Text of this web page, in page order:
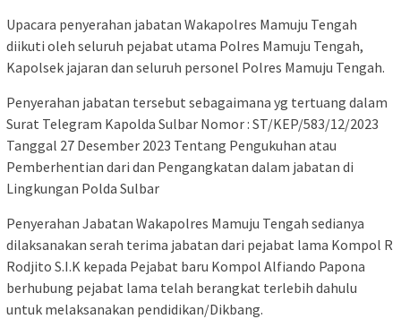
Upacara penyerahan jabatan Wakapolres Mamuju Tengah
diikuti oleh seluruh pejabat utama Polres Mamuju Tengah,
Kapolsek jajaran dan seluruh personel Polres Mamuju Tengah.
Penyerahan jabatan tersebut sebagaimana yg tertuang dalam
Surat Telegram Kapolda Sulbar Nomor : ST/KEP/583/12/2023
Tanggal 27 Desember 2023 Tentang Pengukuhan atau
Pemberhentian dari dan Pengangkatan dalam jabatan di
Lingkungan Polda Sulbar
Penyerahan Jabatan Wakapolres Mamuju Tengah sedianya
dilaksanakan serah terima jabatan dari pejabat lama Kompol R
Rodjito S.I.K kepada Pejabat baru Kompol Alfiando Papona
berhubung pejabat lama telah berangkat terlebih dahulu
untuk melaksanakan pendidikan/Dikbang.